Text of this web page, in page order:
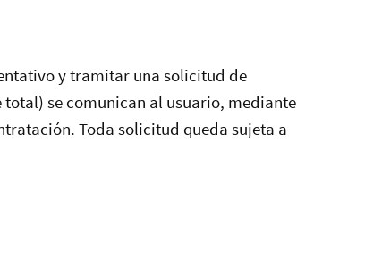
y tramitar una solicitud de
se comunican al usuario, mediante
Toda solicitud queda sujeta a